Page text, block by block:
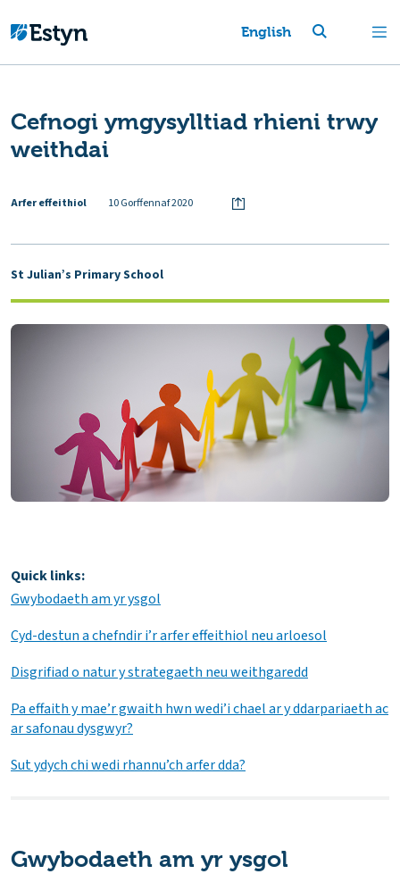
English
Cefnogi ymgysylltiad rhieni trwy
weithdai
Arfer effeithiol 10 Gorffennaf 2020
St Julian’s Primary School
Quick links:
Gwybodaeth am yr ysgol
Cyd-destun a chefndir i’r arfer effeithiol neu arloesol
Disgrifiad o natur y strategaeth neu weithgaredd
Pa effaith y mae’r gwaith hwn wedi’i chael ar y ddarpariaeth ac
ar safonau dysgwyr?
Sut ydych chi wedi rhannu’ch arfer dda?
Gwybodaeth am yr ysgol